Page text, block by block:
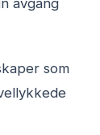
avgang
som